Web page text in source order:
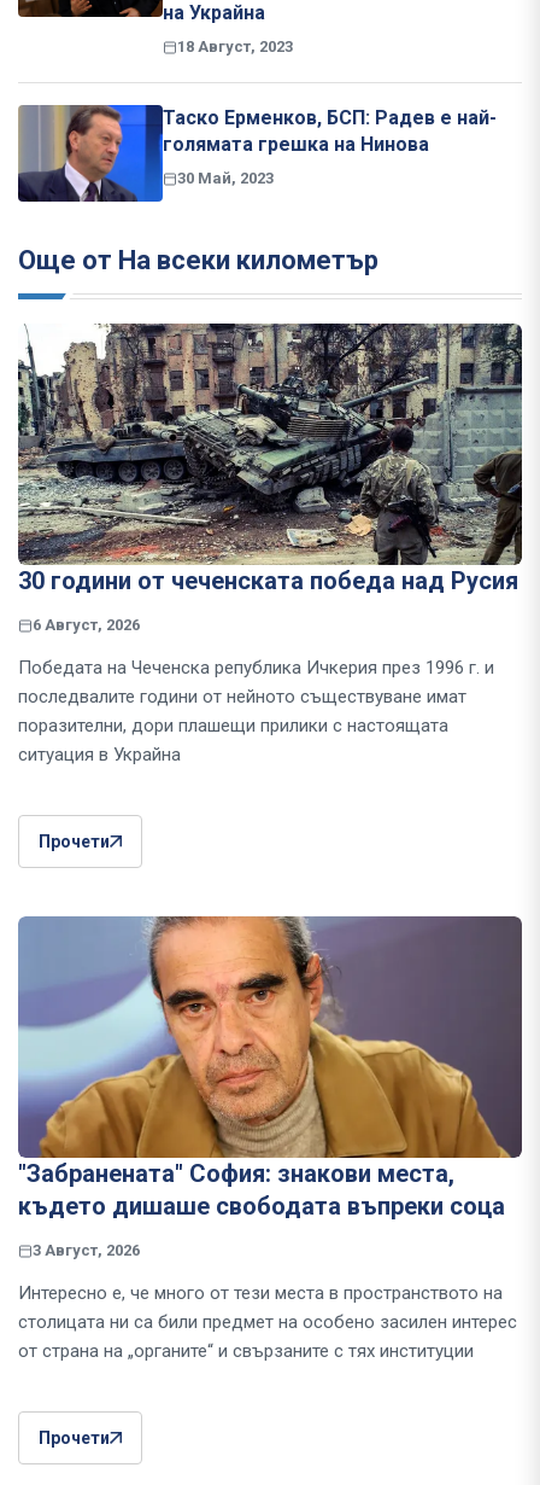
на Украйна
18 Август, 2023
Таско Ерменков, БСП: Радев е най-
голямата грешка на Нинова
30 Май, 2023
Още от На всеки километър
30 години от чеченската победа над Русия
6 Август, 2026
Победата на Чеченска република Ичкерия през 1996 г. и
последвалите години от нейното съществуване имат
поразителни, дори плашещи прилики с настоящата
ситуация в Украйна
Прочети
"Забранената" София: знакови места,
където дишаше свободата въпреки соца
3 Август, 2026
Интересно е, че много от тези места в пространството на
столицата ни са били предмет на особено засилен интерес
от страна на „органите“ и свързаните с тях институции
Прочети